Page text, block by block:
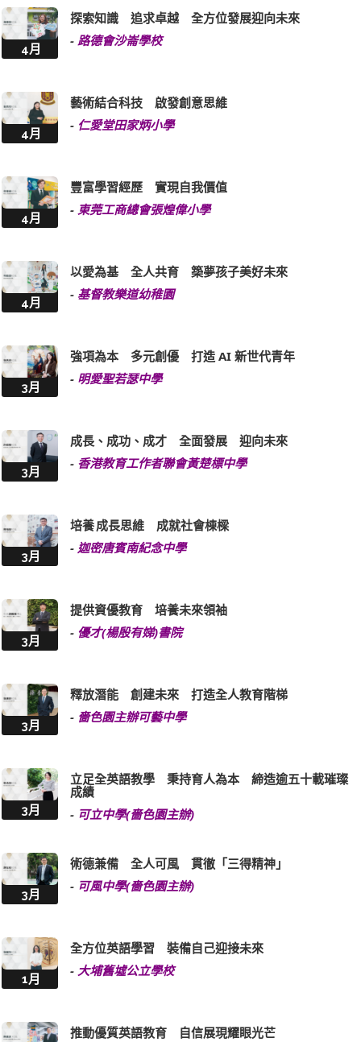
4月
探索知識 追求卓越 全方位發展迎向未來
- 路德會沙崙學校
4月
藝術結合科技 啟發創意思維
- 仁愛堂田家炳小學
4月
豐富學習經歷 實現自我價值
- 東莞工商總會張煌偉小學
4月
以愛為基 全人共育 築夢孩子美好未來
- 基督教樂道幼稚園
3月
強項為本 多元創優 打造 AI 新世代青年
- 明愛聖若瑟中學
3月
成長、成功、成才 全面發展 迎向未來
- 香港教育工作者聯會黃楚標中學
3月
培養 成長思維 成就社會棟樑
- 迦密唐賓南紀念中學
3月
提供資優教育 培養未來領袖
- 優才(楊殷有娣)書院
3月
釋放潛能 創建未來 打造全人教育階梯
- 嗇色園主辦可藝中學
3月
立足全英語教學 秉持育人為本 締造逾五十載璀璨
成績
- 可立中學(嗇色園主辦)
3月
術德兼備 全人可風 貫徹「三得精神」
- 可風中學(嗇色園主辦)
1月
全方位英語學習 裝備自己迎接未來
- 大埔舊墟公立學校
推動優質英語教育 自信展現耀眼光芒